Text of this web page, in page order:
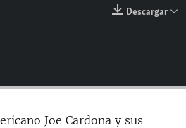
EN CUBA
Descargar
Joe Cardona y sus